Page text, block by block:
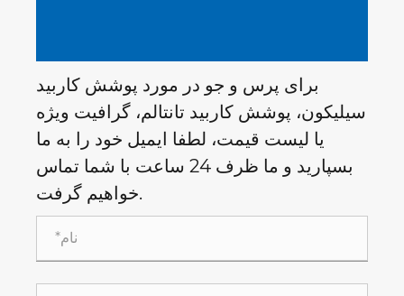
برای پرس و جو در مورد پوشش کاربید
سیلیکون، پوشش کاربید تانتالم، گرافیت ویژه
یا لیست قیمت، لطفا ایمیل خود را به ما
بسپارید و ما ظرف 24 ساعت با شما تماس
خواهیم گرفت.